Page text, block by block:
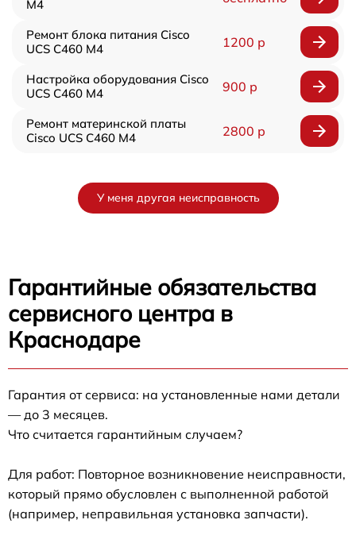
M4
Ремонт блока питания Cisco
UCS C460 M4
1200 р
Настройка оборудования Cisco
UCS C460 M4
900 р
Ремонт материнской платы
Cisco UCS C460 M4
2800 р
У меня другая неисправность
Гарантийные обязательства
сервисного центра в
Краснодаре
Гарантия от сервиса: на установленные нами детали
— до 3 месяцев.
Что считается гарантийным случаем?
Для работ: Повторное возникновение неисправности,
который прямо обусловлен с выполненной работой
(например, неправильная установка запчасти).